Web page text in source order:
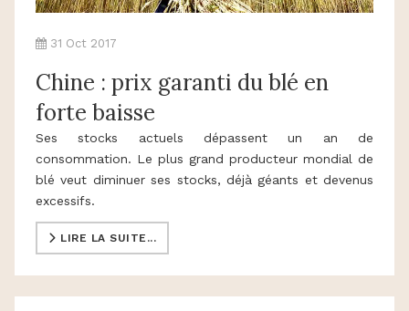
31 Oct 2017
Chine : prix garanti du blé en
forte baisse
Ses stocks actuels dépassent un an de
consommation. Le plus grand producteur mondial de
blé veut diminuer ses stocks, déjà géants et devenus
excessifs.
LIRE LA SUITE...